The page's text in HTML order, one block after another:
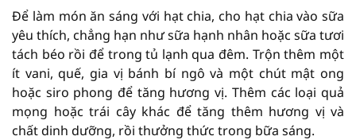
Để làm món ăn sáng với hạt chia, cho hạt chia vào sữa
yêu thích, chẳng hạn như sữa hạnh nhân hoặc sữa tươi
tách béo rồi để trong tủ lạnh qua đêm. Trộn thêm một
ít vani, quế, gia vị bánh bí ngô và một chút mật ong
hoặc siro phong để tăng hương vị. Thêm các loại quả
mọng hoặc trái cây khác để tăng thêm hương vị và
chất dinh dưỡng, rồi thưởng thức trong bữa sáng.